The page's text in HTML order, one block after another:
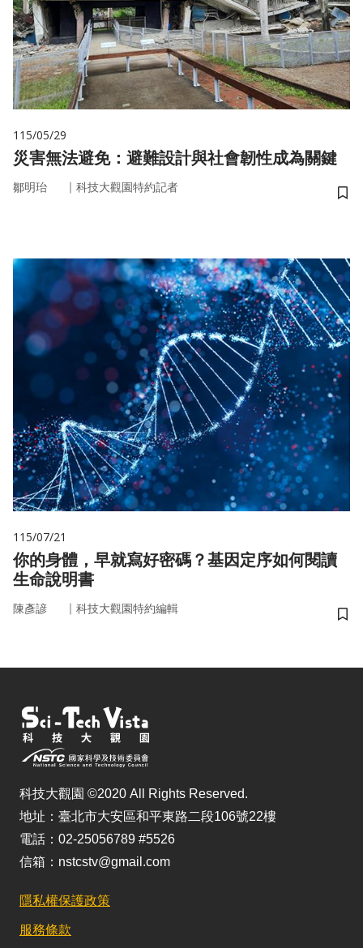
115/05/29
災害無法避免：避難設計與社會韌性成為關鍵
鄒明珆 ｜ 科技大觀園特約記者
儲
115/07/21
你的身體，早就寫好密碼？基因定序如何閱讀
生命說明書
陳彥諺 ｜ 科技大觀園特約編輯
儲
科技大觀園 ©2020 All Rights Reserved.
地址：臺北市大安區和平東路二段106號22樓
電話：02-25056789 #5526
信箱：nstcstv@gmail.com
隱私權保護政策
服務條款